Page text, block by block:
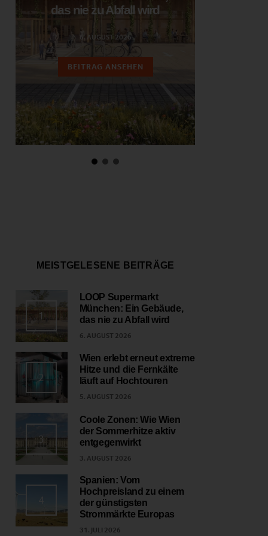
das nie zu Abfall wird
6. AUGUST 2026
BEITRAG ANSEHEN
MEISTGELESENE BEITRÄGE
1
LOOP Supermarkt
München: Ein Gebäude,
das nie zu Abfall wird
6. AUGUST 2026
2
Wien erlebt erneut extreme
Hitze und die Fernkälte
läuft auf Hochtouren
5. AUGUST 2026
3
Coole Zonen: Wie Wien
der Sommerhitze aktiv
entgegenwirkt
3. AUGUST 2026
4
Spanien: Vom
Hochpreisland zu einem
der günstigsten
Strommärkte Europas
31. JULI 2026